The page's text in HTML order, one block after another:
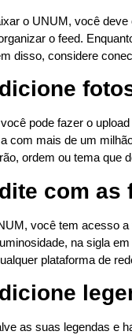
o UNUM, você deve
o feed.
disso, considere
pode fazer o
com mais de um
ordem ou tema que
com as
você tem acesso
na sigla em
plataforma de
as suas legendas e